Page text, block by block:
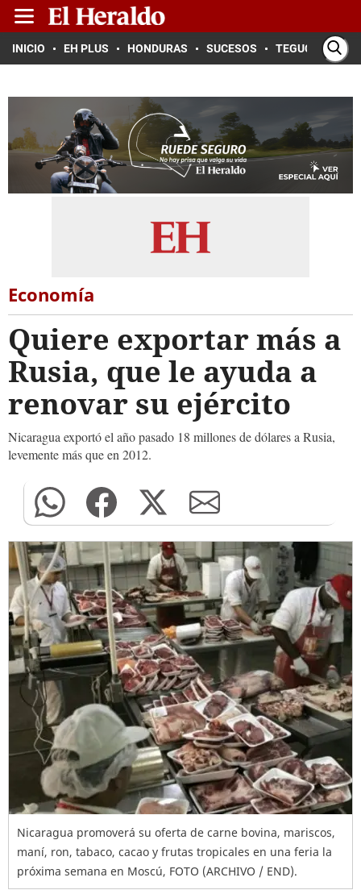
INICIO EH PLUS HONDURAS SUCESOS TEGUCIGALPA
Economía
Quiere exportar más a
Rusia, que le ayuda a
renovar su ejército
Nicaragua exportó el año pasado 18 millones de dólares a Rusia,
levemente más que en 2012.
Nicaragua promoverá su oferta de carne bovina, mariscos,
maní, ron, tabaco, cacao y frutas tropicales en una feria la
próxima semana en Moscú, FOTO (ARCHIVO / END).